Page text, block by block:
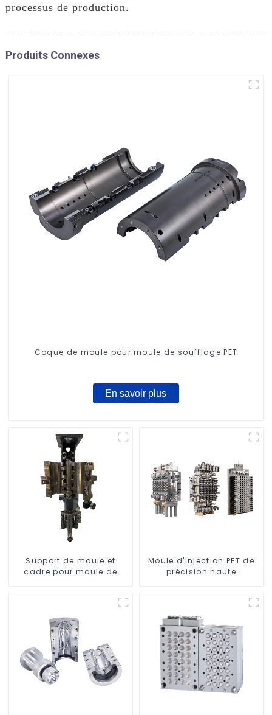
processus de production.
Produits Connexes
Coque de moule pour moule de soufflage PET
En savoir plus
Support de moule et
cadre pour moule de
Moule d'injection PET de
précision haute